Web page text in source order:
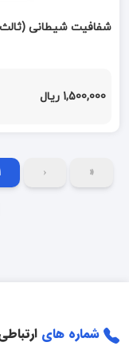
شفافیت شیطانی
1,500,000 ریال
«
‹
شماره های